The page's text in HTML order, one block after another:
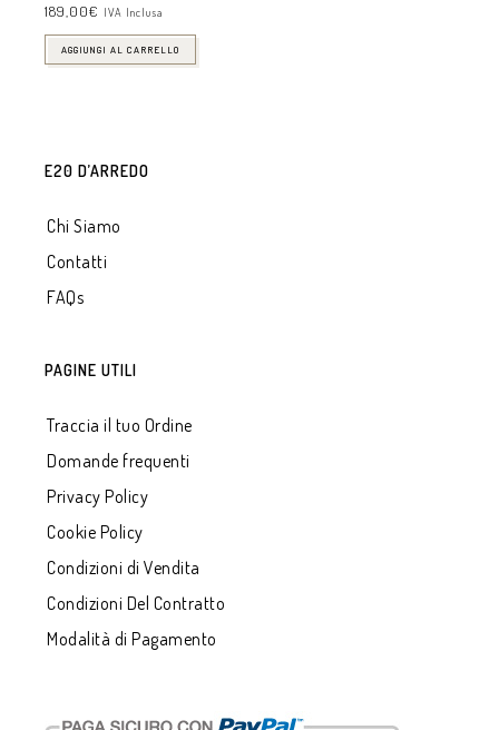
189,00€ IVA Inclusa
AGGIUNGI AL CARRELLO
E20 D’ARREDO
Chi Siamo
Contatti
FAQs
PAGINE UTILI
Traccia il tuo Ordine
Domande frequenti
Privacy Policy
Cookie Policy
Condizioni di Vendita
Condizioni Del Contratto
Modalità di Pagamento